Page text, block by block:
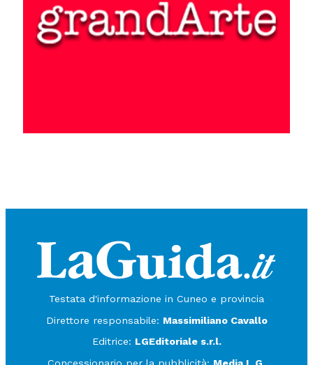
Testata d'informazione in Cuneo e provincia
Direttore responsabile: Massimiliano Cavallo
Editrice: LGEditoriale s.r.l.
Concessionario per la pubblicità: Media L.G.